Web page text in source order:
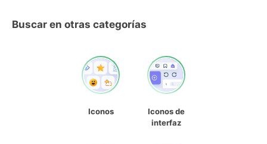
Buscar en otras categorías
Iconos
Iconos de
interfaz